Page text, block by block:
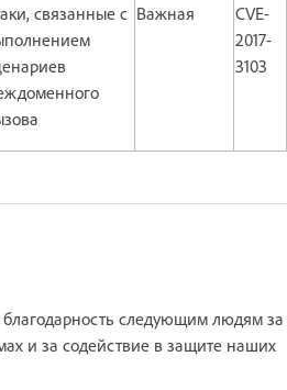
связанные с Важная
CVE-
2017-
3103
следующим людям за
и за содействие в защите наших